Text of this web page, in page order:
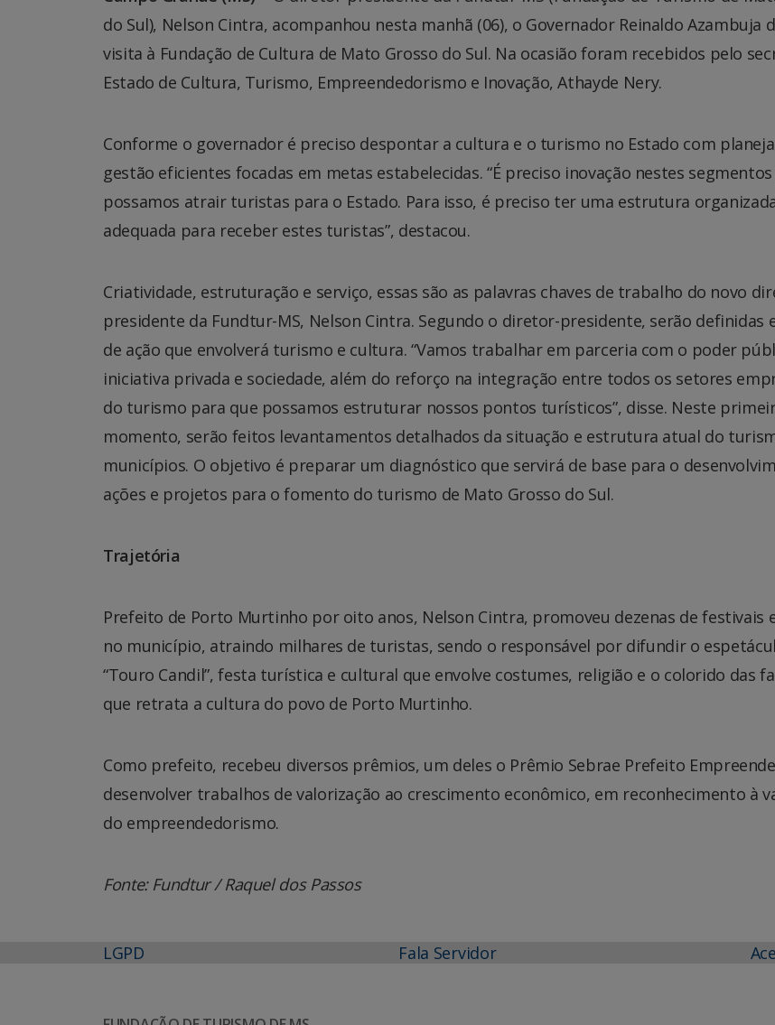
do Sul), Nelson Cintra, acompanhou nesta manhã (06), o Governador Reinaldo Azambuja
visita à Fundação de Cultura de Mato Grosso do Sul. Na ocasião foram recebidos pelo
Estado de Cultura, Turismo, Empreendedorismo e Inovação, Athayde Nery.
Conforme o governador é preciso despontar a cultura e o turismo no Estado com
gestão eficientes focadas em metas estabelecidas. “É preciso inovação nestes
possamos atrair turistas para o Estado. Para isso, é preciso ter uma estrutura
adequada para receber estes turistas”, destacou.
Criatividade, estruturação e serviço, essas são as palavras chaves de trabalho do novo
presidente da Fundtur-MS, Nelson Cintra. Segundo o diretor-presidente, serão definidas
de ação que envolverá turismo e cultura. “Vamos trabalhar em parceria com o poder
iniciativa privada e sociedade, além do reforço na integração entre todos os setores
do turismo para que possamos estruturar nossos pontos turísticos”, disse. Neste
momento, serão feitos levantamentos detalhados da situação e estrutura atual do
municípios. O objetivo é preparar um diagnóstico que servirá de base para o
ações e projetos para o fomento do turismo de Mato Grosso do Sul.
Trajetória
Prefeito de Porto Murtinho por oito anos, Nelson Cintra, promoveu dezenas de festivais
no município, atraindo milhares de turistas, sendo o responsável por difundir o
“Touro Candil”, festa turística e cultural que envolve costumes, religião e o colorido das
que retrata a cultura do povo de Porto Murtinho.
Como prefeito, recebeu diversos prêmios, um deles o Prêmio Sebrae Prefeito
desenvolver trabalhos de valorização ao crescimento econômico, em reconhecimento à
do empreendedorismo.
Fonte: Fundtur / Raquel dos Passos
LGPD Fala Servidor